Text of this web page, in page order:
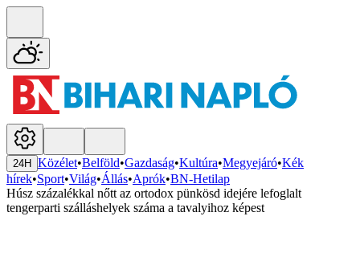
24H Közélet•Belföld•Gazdaság•Kultúra•Megyejáró•Kék
hírek•Sport•Világ•Állás•Aprók•BN-Hetilap
Húsz százalékkal nőtt az ortodox pünkösd idejére lefoglalt
tengerparti szálláshelyek száma a tavalyihoz képest